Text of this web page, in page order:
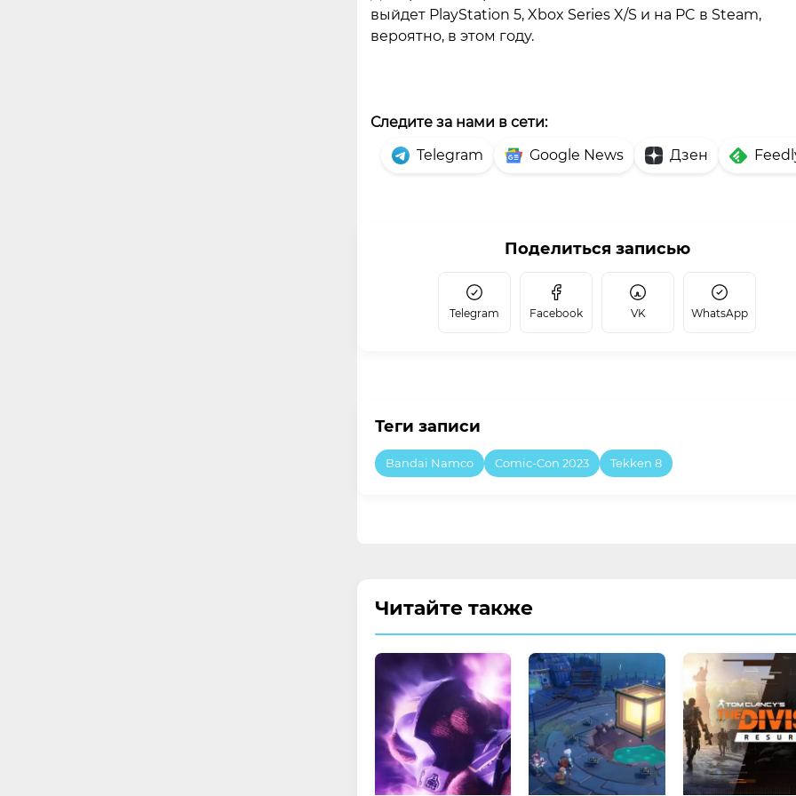
выйдет PlayStation 5, Xbox Series X/S и на PC в Steam,
вероятно, в этом году.
Следите за нами в сети:
Telegram
Google News Дзен
Поделиться записью
Telegram Facebook VK WhatsApp
Теги записи
Bandai Namco Comic-Con 2023 Tekken 8
Читайте также